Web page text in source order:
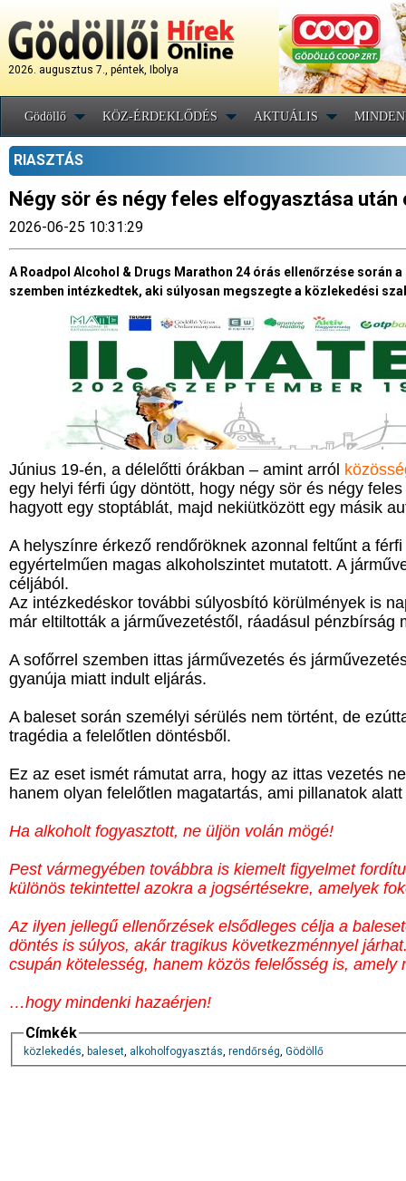
2026. augusztus 7., péntek, Ibolya
Gödöllő KÖZ-ÉRDEKLŐDÉS AKTUÁLIS
RIASZTÁS
Négy sör és négy feles elfogyasztása
2026-06-25 10:31:29
A Roadpol Alcohol & Drugs Marathon 24 órás ellenőrzése során
szemben intézkedtek, aki súlyosan megszegte a közlekedési
Június 19-én, a délelőtti órákban – amint arról
egy helyi férfi úgy döntött, hogy négy sör és négy
hagyott egy stoptáblát, majd nekiütközött egy másik
A helyszínre érkező rendőröknek azonnal feltűnt a
egyértelműen magas alkoholszintet mutatott. A
céljából.
Az intézkedéskor további súlyosbító körülmények is
már eltiltották a járművezetéstől, ráadásul pénzbírság
A sofőrrel szemben ittas járművezetés és
gyanúja miatt indult eljárás.
A baleset során személyi sérülés nem történt, de
tragédia a felelőtlen döntésből.
Ez az eset ismét rámutat arra, hogy az ittas vezetés
hanem olyan felelőtlen magatartás, ami pillanatok
Ha alkoholt fogyasztott, ne üljön volán mögé!
Pest vármegyében továbbra is kiemelt figyelmet
különös tekintettel azokra a jogsértésekre, amelyek
Az ilyen jellegű ellenőrzések elsődleges célja a
döntés is súlyos, akár tragikus következménnyel
csupán kötelesség, hanem közös felelősség is, amely
…hogy mindenki hazaérjen!
Címkék
közlekedés, baleset, alkoholfogyasztás, rendőrség, Gödöllő